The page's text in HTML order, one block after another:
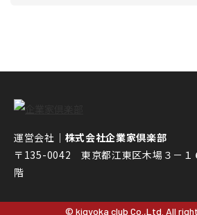
運営会社｜ 株式会社企業家倶楽部
〒135-0042 東京都江東区木場３－１
階
© kigyoka club Co.,Ltd. All